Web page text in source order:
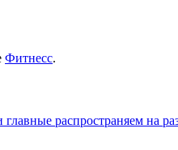
Фитнесс.
главные распространяем на